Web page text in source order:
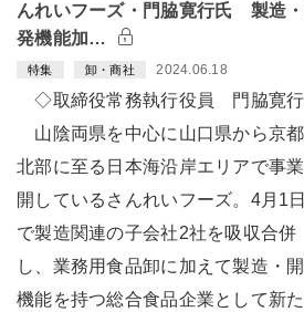
んれいフーズ・門脇寛行氏 製造
発機能加…
特集 卸・商社 2024.06.18
◇取締役常務執行役員 門脇寛行
山陰両県を中心に山口県から京
北部に至る日本海沿岸エリアで事
開しているさんれいフーズ。4月1
で製造関連の子会社2社を吸収合併
し、業務用食品卸に加えて製造・
機能を持つ総合食品企業として新